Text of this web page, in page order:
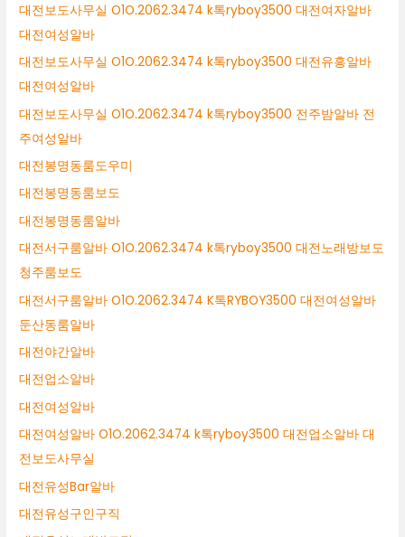
대전보도사무실 O1O.2062.3474 k톡ryboy3500 대전여자알바
대전여성알바
대전보도사무실 O1O.2062.3474 k톡ryboy3500 대전유흥알바
대전여성알바
대전보도사무실 O1O.2062.3474 k톡ryboy3500 전주밤알바 전
주여성알바
대전봉명동룸도우미
대전봉명동룸보도
대전봉명동룸알바
대전서구룸알바 O1O.2062.3474 k톡ryboy3500 대전노래방보도
청주룸보도
대전서구룸알바 O1O.2062.3474 K톡RYBOY3500 대전여성알바
둔산동룸알바
대전야간알바
대전업소알바
대전여성알바
대전여성알바 O1O.2062.3474 k톡ryboy3500 대전업소알바 대
전보도사무실
대전유성Bar알바
대전유성구인구직